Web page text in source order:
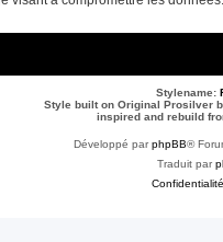
Stylename:
Style built on Original Prosilver
inspired and rebuild
Développé parphpBB®
Traduit par
Confidentialité